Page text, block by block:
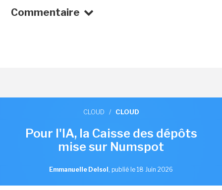
Commentaire
CLOUD / CLOUD
Pour l'IA, la Caisse des dépôts
mise sur Numspot
Emmanuelle Delsol , publié le 18 Juin 2026